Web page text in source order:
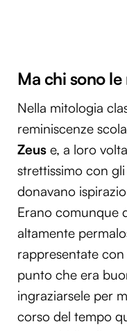
Ma chi sono le
Nella mitologia
reminiscenze
Zeus e, a loro
strettissimo con
donavano
Erano comunque
altamente
rappresentate
punto che era
ingraziarsele per
corso del tempo